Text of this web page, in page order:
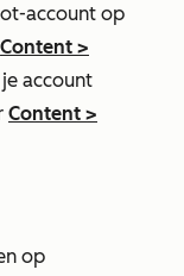
account op
Content >
account
Content >
op